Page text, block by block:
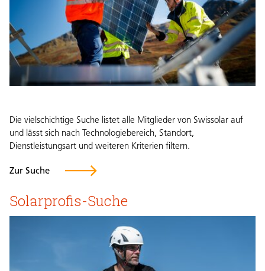
Die vielschichtige Suche listet alle Mitglieder von Swissolar auf
und lässt sich nach Technologiebereich, Standort,
Dienstleistungsart und weiteren Kriterien filtern.
Zur Suche
Solarprofis-Suche